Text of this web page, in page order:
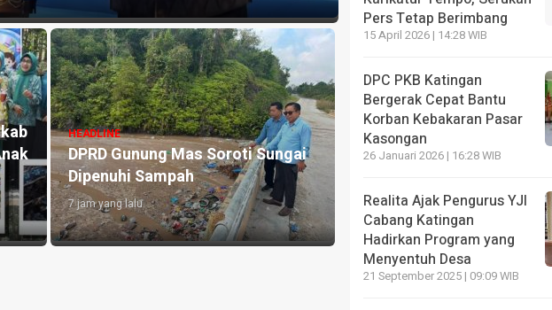
Gunung Mas Amankan Terduga Pengedar Sabu di
Diduga Narkotika Disita
HEADLINE
Hari Anak
Katingan
3 jam yang lalu
Pers Tetap Berimbang
15 April 2026 | 14:28 WIB
DPC PKB Katingan
Bergerak Cepat Bantu
Korban Kebakaran Pasar
Kasongan
26 Januari 2026 | 16:28 WIB
Realita Ajak Pengurus YJI
Cabang Katingan
Hadirkan Program yang
Menyentuh Desa
21 September 2025 | 09:09 WIB